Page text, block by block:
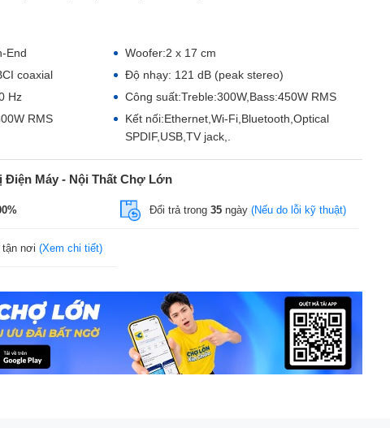
End
Woofer:2 x 17 cm
coaxial
Độ nhạy: 121 dB (peak stereo)
Hz
Công suất:Treble:300W,Bass:450W RMS
RMS
Kết nối:Ethernet,Wi-Fi,Bluetooth,Optical
SPDIF,USB,TV jack,.
Điện Máy - Nội Thất Chợ Lớn
Đổi trả trong 35ngày (Nếu do lỗi kỹ thuật)
tận nơi (Xem chi tiết)